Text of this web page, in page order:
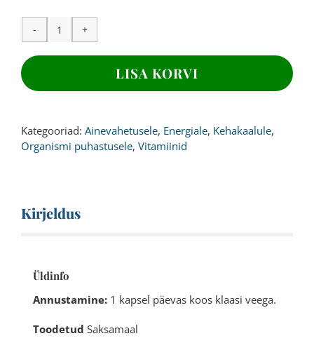
JOOD,
LISA KORVI
Kategooriad: Ainevahetusele, Energiale, Kehakaalule,
Organismi puhastusele, Vitamiinid
Kirjeldus
Üldinfo
Annustamine:1 kapsel päevas koos klaasi veega.
Toodetud Saksamaal